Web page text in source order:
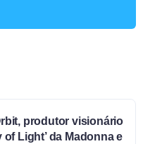
produtor visionário
of Light’ da Madonna e